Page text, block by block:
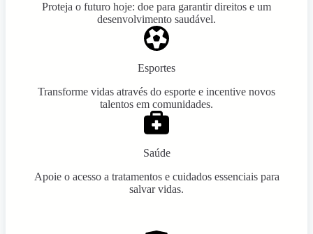
Proteja o futuro hoje: doe para garantir direitos e um
desenvolvimento saudável.
Esportes
Transforme vidas através do esporte e incentive novos
talentos em comunidades.
Saúde
Apoie o acesso a tratamentos e cuidados essenciais para
salvar vidas.